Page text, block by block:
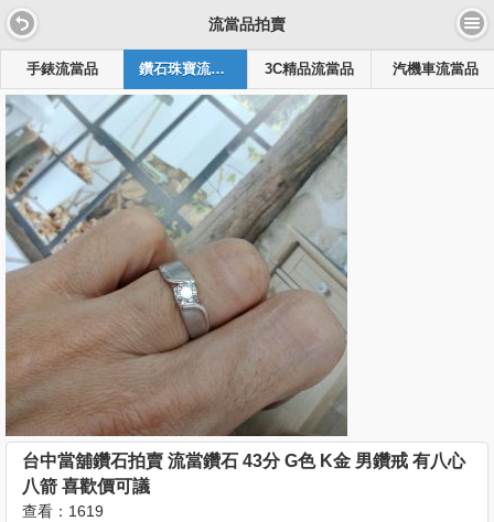
流當品拍賣
手錶流當品 鑽石珠寶流當品 3C精品流當品 汽機車流當品
台中當舖鑽石拍賣 流當鑽石 43分 G色 K金 男鑽戒 有八心
八箭 喜歡價可議
查看：1619